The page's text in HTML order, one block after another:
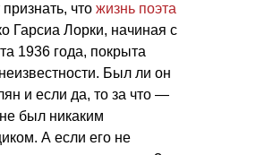
что жизнь поэта
Гарсиа Лорки, начиная с
1936 года, покрыта
Был ли он
и если да, то за что —
был никаким
А если его не